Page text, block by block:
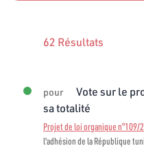
62 Résultats
pour
Vote sur le
sa totalité
Projet de loi organique n°109/
l'adhésion de la République